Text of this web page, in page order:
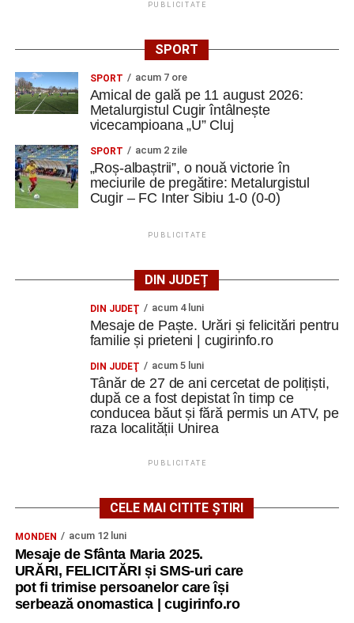
PUBLICITATE
SPORT
SPORT acum 7 ore
Amical de gală pe 11 august 2026:
Metalurgistul Cugir întâlnește
vicecampioana „U” Cluj
SPORT acum 2 zile
„Roș-albaștrii”, o nouă victorie în
meciurile de pregătire: Metalurgistul
Cugir – FC Inter Sibiu 1-0 (0-0)
PUBLICITATE
DIN JUDEȚ
DIN JUDEŢ acum 4 luni
Mesaje de Paște. Urări și felicitări pentru
familie și prieteni | cugirinfo.ro
DIN JUDEŢ acum 5 luni
Tânăr de 27 de ani cercetat de polițiști,
după ce a fost depistat în timp ce
conducea băut și fără permis un ATV, pe
raza localității Unirea
PUBLICITATE
CELE MAI CITITE ȘTIRI
MONDEN acum 12 luni
Mesaje de Sfânta Maria 2025.
URĂRI, FELICITĂRI și SMS-uri care
pot fi trimise persoanelor care își
serbează onomastica | cugirinfo.ro